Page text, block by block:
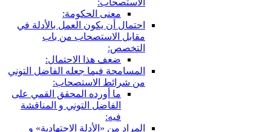
معنى الحكومة:
احتمال أن يكون العمل بالأدلة في
مقابل الاستصحاب من باب
التخصص:
ضعف هذا الاحتمال:
المسامحة فيما جعله الفاضل التوني
من شرائط الاستصحاب:
ما أورده المحقق القمي على
الفاضل التوني و المناقشة
فيه:
المراد من «الأدلة الاجتهادية» و